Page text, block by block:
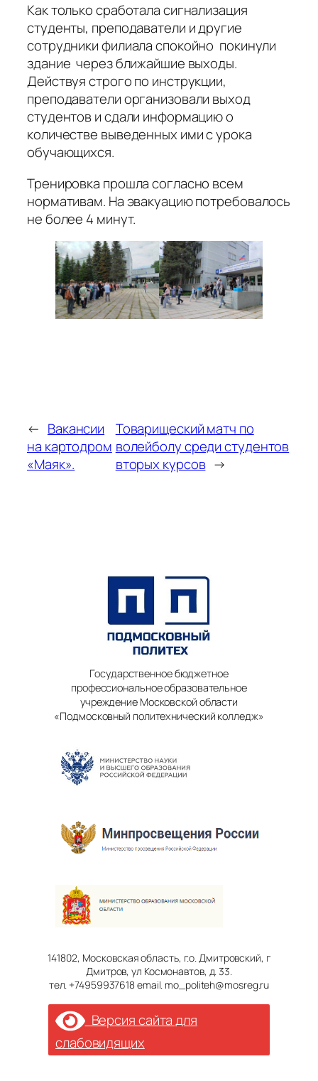
Как только сработала сигнализация
студенты, преподаватели и другие
сотрудники филиала спокойно покинули
здание через ближайшие выходы.
Действуя строго по инструкции,
преподаватели организовали выход
студентов и сдали информацию о
количестве выведенных ими с урока
обучающихся.
Тренировка прошла согласно всем
нормативам. На эвакуацию потребовалось
не более 4 минут.
← Вакансии
на картодром
«Маяк».
Товарищеский матч по
волейболу среди студентов
вторых курсов →
Государственное бюджетное
профессиональное образовательное
учреждение Московской области
«Подмосковный политехнический колледж»
141802, Московская область, г.о. Дмитровский, г
Дмитров, ул Космонавтов, д. 33.
тел. +74959937618 email. mo_politeh@mosreg.ru
Версия сайта для
слабовидящих